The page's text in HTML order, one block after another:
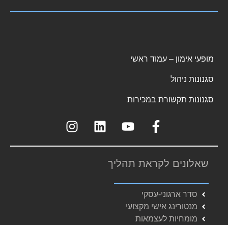
מופעי אימון – עמוד ראשי
סגנונות ניהול
סגנונות תקשורת במכירות
שאלונים לקראת תהליך
סדר ארגוני-עסקי
מנטורינג אישי מקצועי
מומחיות לעצמאות